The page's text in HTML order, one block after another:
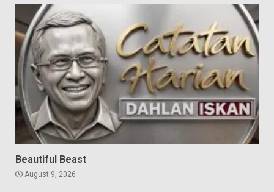
Beautiful Beast
August 9, 2026